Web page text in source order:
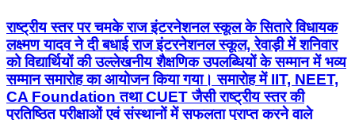
राष्ट्रीय स्तर पर चमके राज इंटरनेशनल स्कूल के सितारे विधायक
लक्ष्मण यादव ने दी बधाई राज इंटरनेशनल स्कूल, रेवाड़ी में शनिवार
को विद्यार्थियों की उल्लेखनीय शैक्षणिक उपलब्धियों के सम्मान में भव्य
सम्मान समारोह का आयोजन किया गया। समारोह में IIT, NEET,
CA Foundation तथा CUET जैसी राष्ट्रीय स्तर की
प्रतिष्ठित परीक्षाओं एवं संस्थानों में सफलता प्राप्त करने वाले